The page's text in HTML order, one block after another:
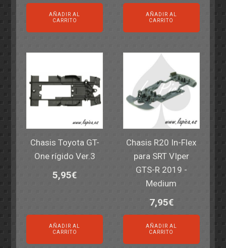
AÑADIR AL
CARRITO
AÑADIR AL
CARRITO
Chasis Toyota GT-
One rígido Ver.3
5,95€
AÑADIR AL
CARRITO
Chasis R20 In-Flex
para SRT VIper
GTS-R 2019 -
Medium
7,95€
AÑADIR AL
CARRITO